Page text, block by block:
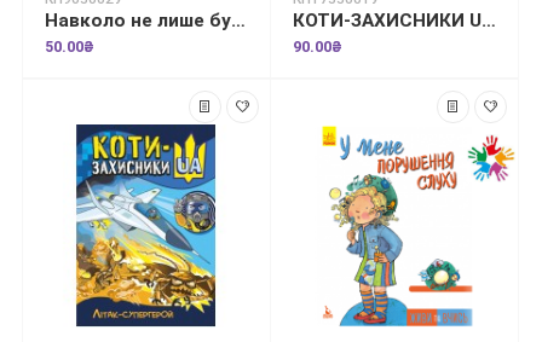
Навколо не лише будинки. Життєві уроки
50.00₴
КОТИ-ЗАХИСНИКИ UA. Незламні
90.00₴